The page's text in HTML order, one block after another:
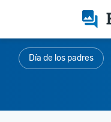
Día de los padres